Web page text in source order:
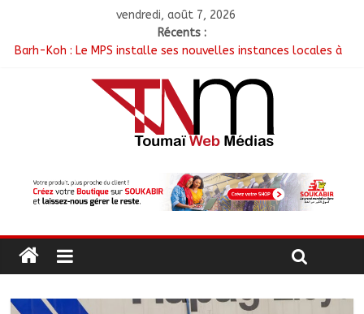
vendredi, août 7, 2026
Récents :
Barh-Koh : Le MPS installe ses nouvelles instances locales à
Borkou : Recrudescence des braquages sur l’axe Faya-Kalaït
N’Djamena : Le maire intensifie le suivi des chantiers
Moyen-Chari : Les nouveaux bacheliers orientés vers leur
Oum-Hadjer : L’ADESC offre des semences certifiées aux
producteurs de cinq villages